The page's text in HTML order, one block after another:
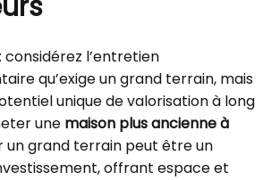
: considérez l’entretien
qu’exige un grand terrain, mais
unique de valorisation à long
une maison plus ancienne à
un grand terrain peut être un
offrant espace et